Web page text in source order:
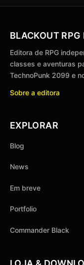
BLACKOUT RPG
Editora de RPG
classes e aventuras
TechnoPunk 2099 e
Sobre a editora
EXPLORAR
Blog
News
Em breve
Portfolio
Commander Black